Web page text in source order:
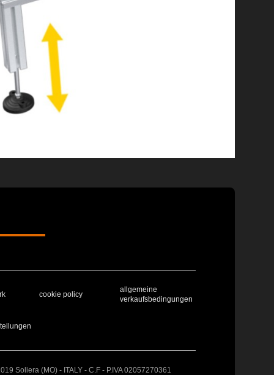
cookie policy
allgemeine
verkaufsbedingungen
Soliera (MO) - ITALY - C.F - P.IVA 02057270361